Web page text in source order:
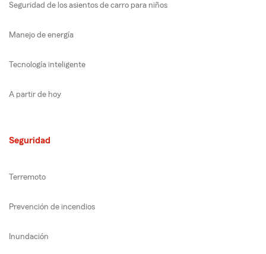
Seguridad de los asientos de carro para niños
Manejo de energía
Tecnología inteligente
A partir de hoy
Seguridad
Terremoto
Prevención de incendios
Inundación